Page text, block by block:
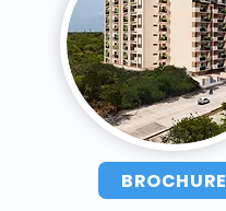
BROCHURE